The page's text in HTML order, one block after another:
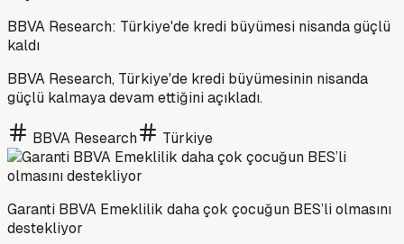
BBVA Research: Türkiye'de kredi büyümesi nisanda güçlü
kaldı
BBVA Research, Türkiye'de kredi büyümesinin nisanda
güçlü kalmaya devam ettiğini açıkladı.
BBVA Research Türkiye
Garanti BBVA Emeklilik daha çok çocuğun BES’li olmasını
destekliyor